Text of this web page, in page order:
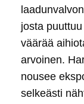
josta
väärää
arvoinen.
nousee
selkeästi